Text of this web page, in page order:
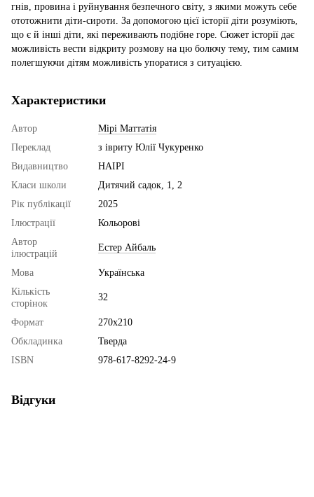
гнів, провина і руйнування безпечного світу, з якими можуть себе
ототожнити діти-сироти. За допомогою цієї історії діти розуміють,
що є й інші діти, які переживають подібне горе. Сюжет історії дає
можливість вести відкриту розмову на цю болючу тему, тим самим
полегшуючи дітям можливість упоратися з ситуацією.
Характеристики
Автор
Мірі Маттатія
Переклад
з івриту Юлії Чукуренко
Видавництво
НАІРІ
Класи школи
Дитячий садок, 1, 2
Рік публікації
2025
Ілюстрації
Кольорові
Автор
ілюстрацій
Естер Айбаль
Мова
Українська
Кількість
сторінок
32
Формат
270х210
Обкладинка
Тверда
ISBN
978-617-8292-24-9
Відгуки